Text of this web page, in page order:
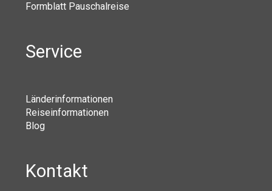
Formblatt Pauschalreise
Service
Länderinformationen
Reiseinformationen
Blog
Kontakt